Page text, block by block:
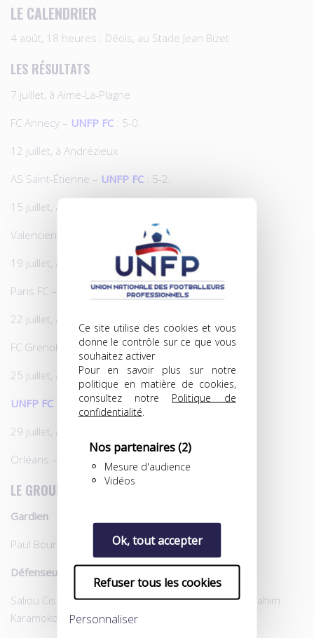
Ce site utilise des cookies et vous
donne le contrôle sur ce que vous
souhaitez activer
Pour en savoir plus sur notre
politique en matière de cookies,
consultez notre Politique de
confidentialité
Nos partenaires(2)
Mesure d'audience
Vidéos
Ok, tout accepter
Refuser tous les cookies
Personnaliser
LE CALENDRIER
4 août, 18 heures : Déols, au Stade Jean Bizet
LES RÉSULTATS
7 juillet, à Aime-La-Plagne
FC Annecy – UNFP FC : 5-0.
12 juillet, à Andrézieux
AS Saint-Étienne – UNFP FC : 5-2.
15 juillet, à Hirson
Valenciennes –
: 2-1.
19 juillet, à Orly
Paris FC –
UNFP FC: 1-0.
22 juillet, à Saint-Marcellin
FC Grenoble-
UNFP FC : 4-0.
25 juillet, à Lisses
UNFP FC
– SC Bastia : 1-0.
29 juillet, à Orléans
Orléans –
: 1-1.
LE GROUPE
Gardien
Paul Bourdelle, Yan Marillat
Défenseurs
Saliou Ciss, Mattéo Rabuel, Ryan Sabry, Aliou Fall, Ibrahim
Karamoko, Stone Muzalimoja Mambo